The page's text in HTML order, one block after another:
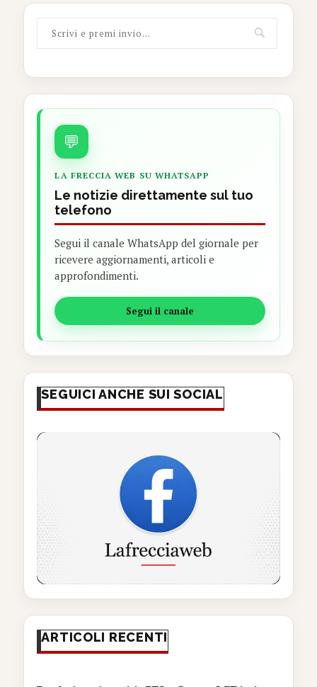
💬
LA FRECCIA WEB SU WHATSAPP
Le notizie direttamente sul tuo
telefono
Segui il canale WhatsApp del giornale per
ricevere aggiornamenti, articoli e
approfondimenti.
Segui il canale
SEGUICI ANCHE SUI SOCIAL
ARTICOLI RECENTI